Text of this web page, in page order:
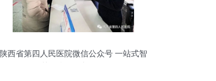
陕西省第四人民医院微信公众号 一站式智